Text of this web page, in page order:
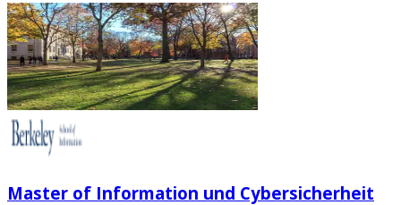
Master of Information und Cybersicherheit